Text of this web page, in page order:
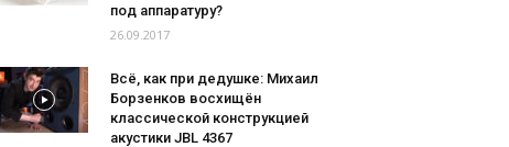
под аппаратуру?
26.09.2017
Всё, как при дедушке: Михаил
Борзенков восхищён
классической конструкцией
акустики JBL 4367